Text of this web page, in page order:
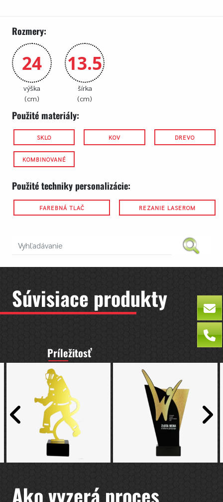
Rozmery:
24
výška
(cm)
13.5
šírka
(cm)
Použité materiály:
SKLO KOV DREVO
KOMBINOVANÉ
Použité techniky personalizácie:
FAREBNÁ TLAČ REZANIE LASEROM
Súvisiace produkty
Príležitosť
Ako vyzerá proces